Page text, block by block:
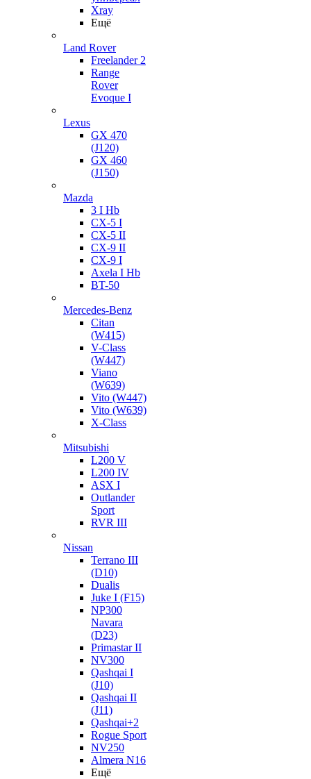
Xray
Ещё
Land Rover
Freelander 2
Range
Rover
Evoque I
Lexus
GX 470
(J120)
GX 460
(J150)
Mazda
3 I Hb
CX-5 I
CX-5 II
CX-9 II
CX-9 I
Axela I Hb
BT-50
Mercedes-Benz
Citan
(W415)
V-Class
(W447)
Viano
(W639)
Vito (W447)
Vito (W639)
X-Class
Mitsubishi
L200 V
L200 IV
ASX I
Outlander
Sport
RVR III
Nissan
Terrano III
(D10)
Dualis
Juke I (F15)
NP300
Navara
(D23)
Primastar II
NV300
Qashqai I
(J10)
Qashqai II
(J11)
Qashqai+2
Rogue Sport
NV250
Almera N16
Ещё